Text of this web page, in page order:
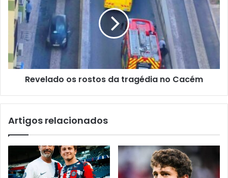
Revelado os rostos da tragédia no Cacém
Artigos relacionados